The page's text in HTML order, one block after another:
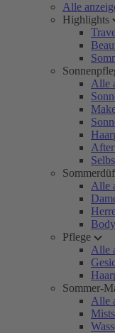
Alle
Highlights
Alle
Alle
Pflege
Alle
Sommer-
Alle